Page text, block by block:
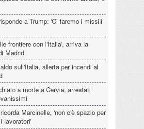
a Trump: 'Ci faremo i missili
frontiere con l'Italia', arriva la
Madrid
sull'Italia, allerta per incendi al
a morte a Cervia, arrestati
Marcinelle, 'non c'è spazio per
lavoratori'